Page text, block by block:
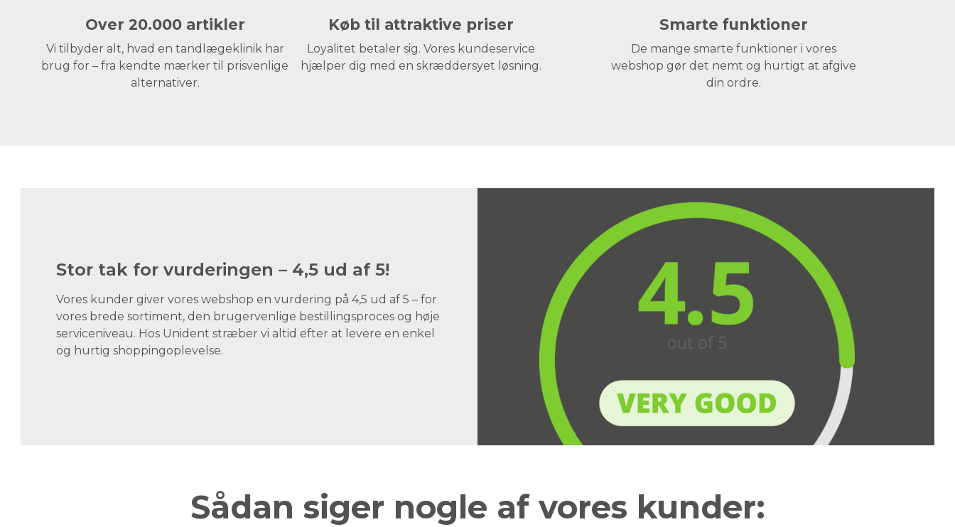
Over 20.000 artikler
Vi tilbyder alt, hvad en tandlægeklinik har
brug for – fra kendte mærker til prisvenlige
alternativer.
Køb til attraktive priser
Loyalitet betaler sig. Vores kundeservice
hjælper dig med en skræddersyet løsning.
Smarte funktioner
De mange smarte funktioner i vores
webshop gør det nemt og hurtigt at afgive
din ordre.
Stor tak for vurderingen – 4,5 ud af 5!
Vores kunder giver vores webshop en vurdering på 4,5 ud af 5 – for
vores brede sortiment, den brugervenlige bestillingsproces og høje
serviceniveau. Hos Unident stræber vi altid efter at levere en enkel
og hurtig shoppingoplevelse.
Sådan siger nogle af vores kunder: